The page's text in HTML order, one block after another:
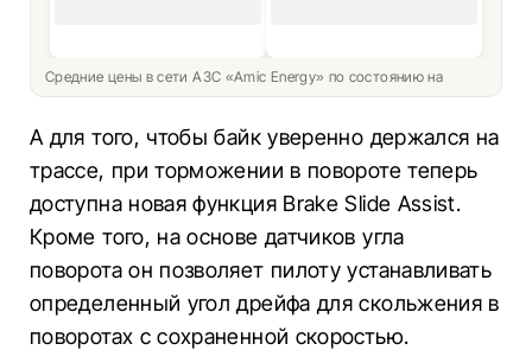
Средние цены в сети АЗС «Amic Energy» по состоянию на
А для того, чтобы байк уверенно держался на
трассе, при торможении в повороте теперь
доступна новая функция Brake Slide Assist.
Кроме того, на основе датчиков угла
поворота он позволяет пилоту устанавливать
определенный угол дрейфа для скольжения в
поворотах с сохраненной скоростью.